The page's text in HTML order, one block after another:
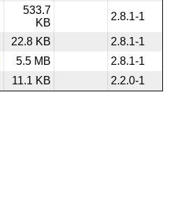
533.7
KB
2.8.1-1
22.8 KB
2.8.1-1
5.5 MB
2.8.1-1
11.1 KB 2.2.0-1